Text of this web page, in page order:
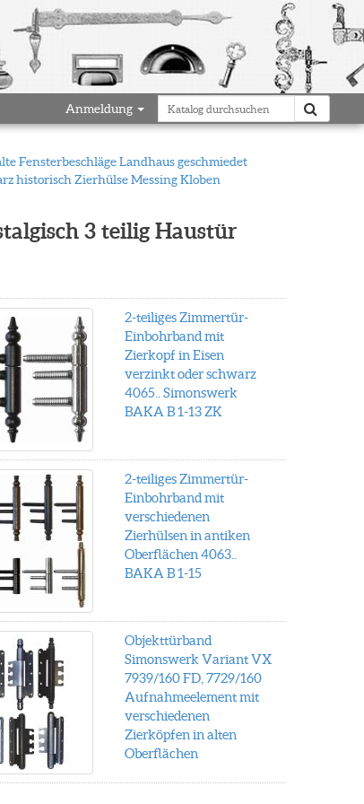
Anmeldung
Fensterbeschläge Landhaus geschmiedet
historisch Zierhülse Messing Kloben
3 teilig Haustür
2-teiliges Zimmertür-
Einbohrband mit
Zierkopf in Eisen
verzinkt oder schwarz
4065.. Simonswerk
BAKA B 1-13 ZK
2-teiliges Zimmertür-
Einbohrband mit
verschiedenen
Zierhülsen in antiken
Oberflächen 4063..
BAKA B 1-15
Objekttürband
Simonswerk Variant VX
7939/160 FD, 7729/160
Aufnahmeelement mit
verschiedenen
Zierköpfen in alten
Oberflächen